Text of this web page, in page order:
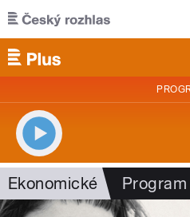
Přejít k hlavnímu obsahu
Ekonomické Program